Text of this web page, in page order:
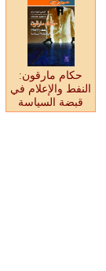
حكام مارقون:
النفط والإعلام في
قبضة السياسة